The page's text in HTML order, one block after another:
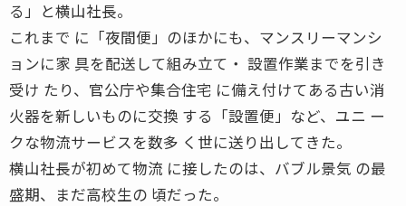
る」と横山社長。
これまで に「夜間便」のほかにも、マンスリーマンシ
ョンに家 具を配送して組み立て・ 設置作業までを引き
受け たり、官公庁や集合住宅 に備え付けてある古い消
火器を新しいものに交換 する「設置便」など、ユニ ー
クな物流サービスを数多 く世に送り出してきた。
横山社長が初めて物流 に接したのは、バブル景気 の最
盛期、まだ高校生の 頃だった。